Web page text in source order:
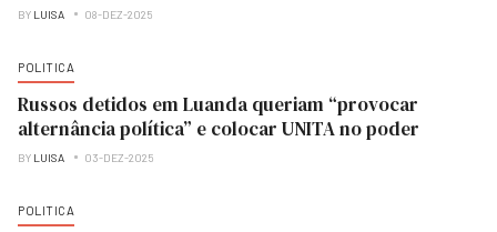
BY LUISA 08-DEZ-2025
POLITICA
Russos detidos em Luanda queriam “provocar
alternância política” e colocar UNITA no poder
BY LUISA 03-DEZ-2025
POLITICA